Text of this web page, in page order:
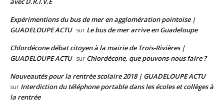
Expérimentions du bus de mer en agglomération pointoise |
GUADELOUPE ACTU sur Le bus de mer arrive en Guadeloupe
Chlordécone débat citoyen à la mairie de Trois-Rivières |
GUADELOUPE ACTU sur Chlordécone, que pouvons-nous faire ?
Nouveautés pour la rentrée scolaire 2018 | GUADELOUPE ACTU
sur Interdiction du téléphone portable dans les écoles et collèges à
la rentrée